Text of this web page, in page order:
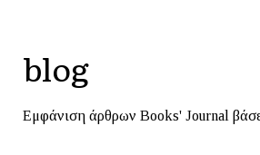
blog
Εμφάνιση άρθρων Books' Journal